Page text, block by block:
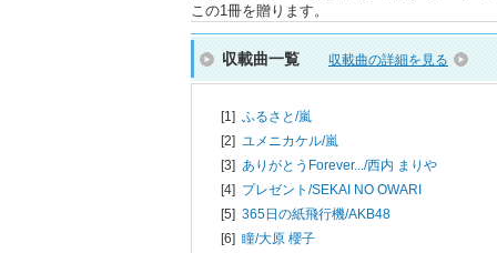
この1冊を贈ります。
収載曲一覧 収載曲の詳細を見る
[1] ふるさと/嵐
[2] ユメニカケル/嵐
[3] ありがとうForever.../西内 まりや
[4] プレゼント/SEKAI NO OWARI
[5] 365日の紙飛行機/AKB48
[6] 瞳/大原 櫻子